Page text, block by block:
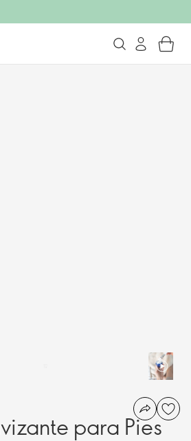
para Pies